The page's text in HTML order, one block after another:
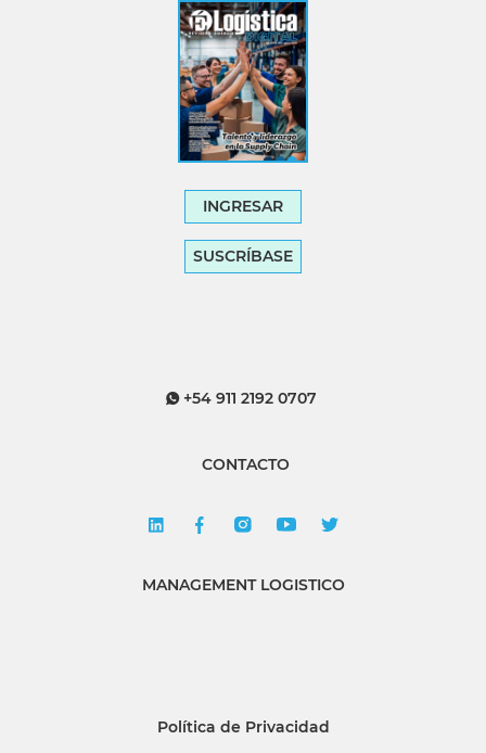
INGRESAR
SUSCRÍBASE
+54 911 2192 0707
CONTACTO
MANAGEMENT LOGISTICO
Política de Privacidad